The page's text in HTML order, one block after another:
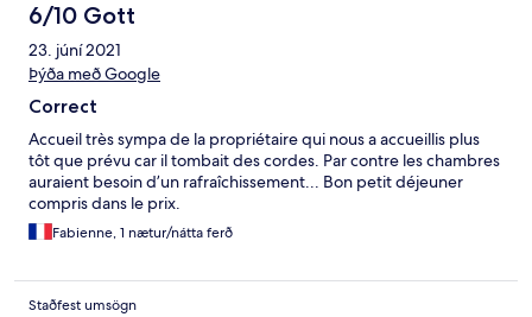
6/10 Gott
23. júní 2021
Þýða með Google
Correct
Accueil très sympa de la propriétaire qui nous a accueillis plus
tôt que prévu car il tombait des cordes. Par contre les chambres
auraient besoin d’un rafraîchissement... Bon petit déjeuner
compris dans le prix.
Fabienne, 1 nætur/nátta ferð
Staðfest umsögn